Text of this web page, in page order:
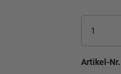
Artikel-